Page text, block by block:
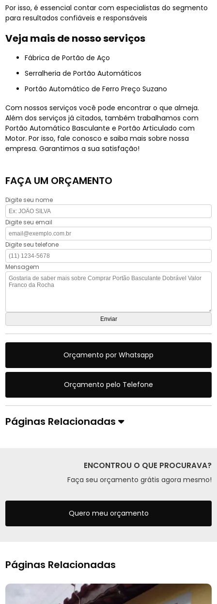
Por isso, é essencial contar com especialistas do segmento
para resultados confiáveis e responsáveis
Veja mais de nosso serviços
Fábrica de Portão de Aço
Serralheria de Portão Automáticos
Portão Automático de Ferro Preço Suzano
Com nossos serviços você pode encontrar o que almeja.
Além dos serviços já citados, também trabalhamos com
Portão Automático Basculante e Portão Articulado com
Motor. Por isso, fale conosco e saiba mais sobre nossa
empresa. Garantimos a sua satisfação!
FAÇA UM ORÇAMENTO
Digite seu nome
Digite seu email
Digite seu telefone
Mensagem
Orçamento por Whatsapp
Orçamento pelo Telefone
Páginas Relacionadas
ENCONTROU O QUE PROCURAVA?
Faça seu orçamento grátis agora mesmo!
Quero meu orçamento
Páginas Relacionadas